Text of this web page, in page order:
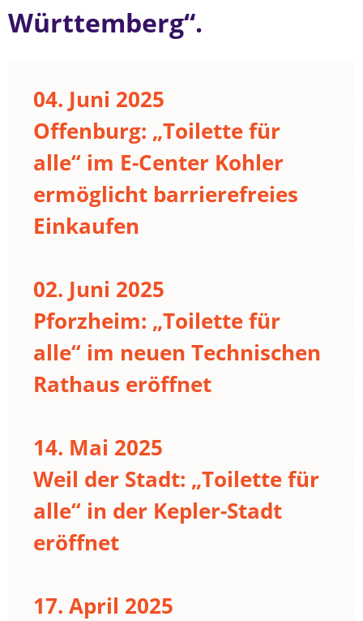
Württemberg“.
04. Juni 2025
Offenburg: „Toilette für
alle“ im E-Center Kohler
ermöglicht barrierefreies
Einkaufen
02. Juni 2025
Pforzheim: „Toilette für
alle“ im neuen Technischen
Rathaus eröffnet
14. Mai 2025
Weil der Stadt: „Toilette für
alle“ in der Kepler-Stadt
eröffnet
17. April 2025